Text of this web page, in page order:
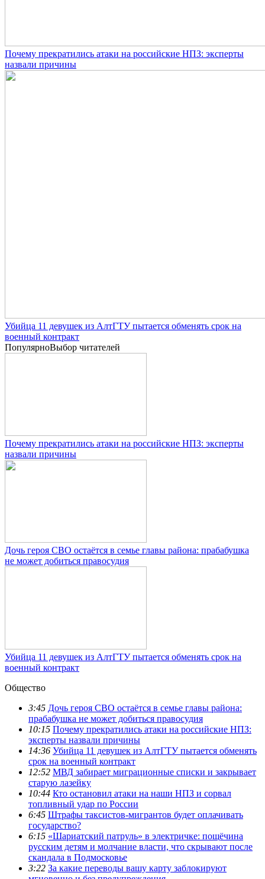
Почему прекратились атаки на российские НПЗ: эксперты
назвали причины
Убийца 11 девушек из АлтГТУ пытается обменять срок на
военный контракт
ПопулярноВыбор читателей
Почему прекратились атаки на российские НПЗ: эксперты
назвали причины
Дочь героя СВО остаётся в семье главы района: прабабушка
не может добиться правосудия
Убийца 11 девушек из АлтГТУ пытается обменять срок на
военный контракт
Общество
3:45 Дочь героя СВО остаётся в семье главы района:
прабабушка не может добиться правосудия
10:15 Почему прекратились атаки на российские НПЗ:
эксперты назвали причины
14:36 Убийца 11 девушек из АлтГТУ пытается обменять
срок на военный контракт
12:52 МВД забирает миграционные списки и закрывает
старую лазейку
10:44 Кто остановил атаки на наши НПЗ и сорвал
топливный удар по России
6:45 Штрафы таксистов-мигрантов будет оплачивать
государство?
6:15 «Шариатский патруль» в электричке: пощёчина
русским детям и молчание власти, что скрывают после
скандала в Подмосковье
3:22 За какие переводы вашу карту заблокируют